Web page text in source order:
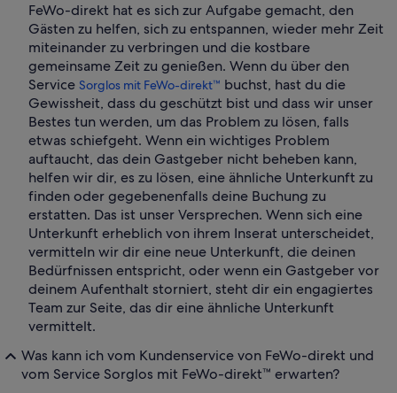
FeWo-direkt hat es sich zur Aufgabe gemacht, den
Gästen zu helfen, sich zu entspannen, wieder mehr Zeit
miteinander zu verbringen und die kostbare
gemeinsame Zeit zu genießen. Wenn du über den
Service Sorglos mit FeWo-direkt™ buchst, hast du die
Gewissheit, dass du geschützt bist und dass wir unser
Bestes tun werden, um das Problem zu lösen, falls
etwas schiefgeht. Wenn ein wichtiges Problem
auftaucht, das dein Gastgeber nicht beheben kann,
helfen wir dir, es zu lösen, eine ähnliche Unterkunft zu
finden oder gegebenenfalls deine Buchung zu
erstatten. Das ist unser Versprechen. Wenn sich eine
Unterkunft erheblich von ihrem Inserat unterscheidet,
vermitteln wir dir eine neue Unterkunft, die deinen
Bedürfnissen entspricht, oder wenn ein Gastgeber vor
deinem Aufenthalt storniert, steht dir ein engagiertes
Team zur Seite, das dir eine ähnliche Unterkunft
vermittelt.
Was kann ich vom Kundenservice von FeWo-direkt und
vom Service Sorglos mit FeWo-direkt™ erwarten?